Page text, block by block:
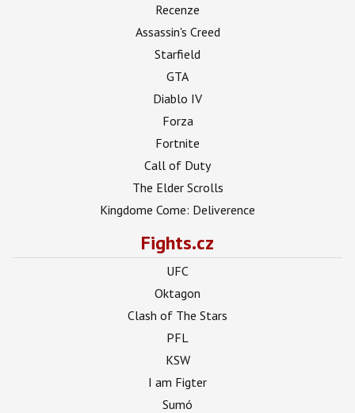
Recenze
Assassin's Creed
Starfield
GTA
Diablo IV
Forza
Fortnite
Call of Duty
The Elder Scrolls
Kingdome Come: Deliverence
Fights.cz
UFC
Oktagon
Clash of The Stars
PFL
KSW
I am Figter
Sumó